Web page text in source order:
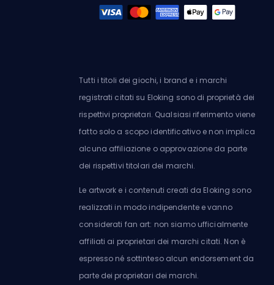
Tutti i titoli dei giochi, i brand e i marchi
registrati citati su Eloking sono di proprietà dei
rispettivi proprietari. Qualsiasi riferimento viene
fatto solo a scopo identificativo e non implica
alcuna affiliazione o approvazione da parte
dei rispettivi titolari dei marchi.
Le artwork e i contenuti creati da Eloking sono
realizzati in modo indipendente e vanno
considerati fan art: non siamo ufficialmente
affiliati ai proprietari dei marchi citati. Non è
espresso né sottinteso alcun endorsement da
parte dei proprietari dei marchi.